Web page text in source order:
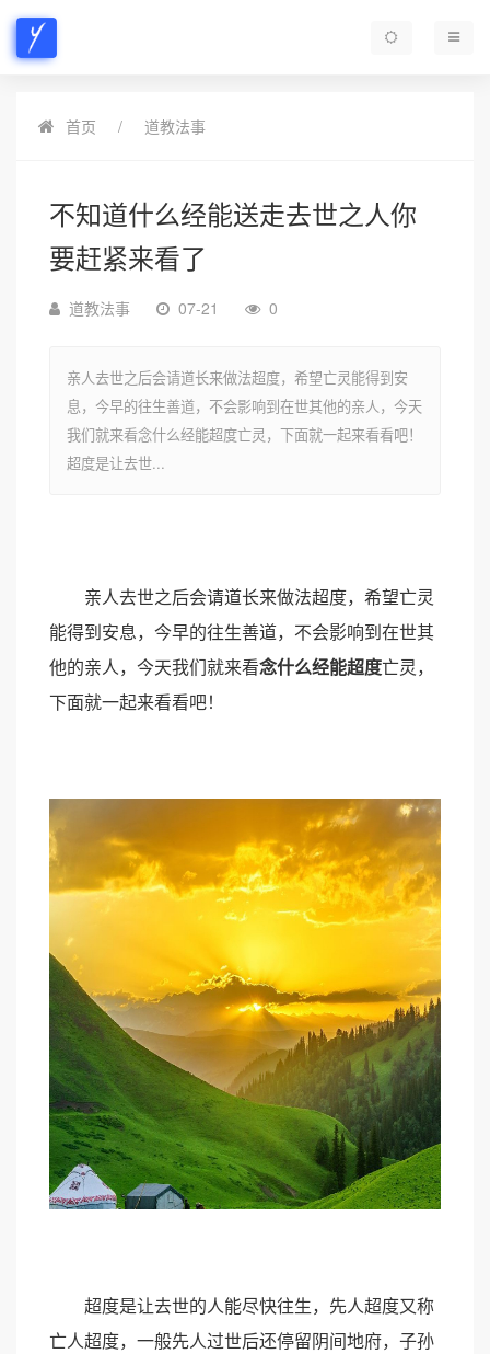
首页 道教法事
不知道什么经能送走去世之人你
要赶紧来看了
道教法事 07-21 0
亲人去世之后会请道长来做法超度，希望亡灵能得到安
息，今早的往生善道，不会影响到在世其他的亲人，今天
我们就来看念什么经能超度亡灵，下面就一起来看看吧！
超度是让去世...
亲人去世之后会请道长来做法超度，希望亡灵
能得到安息，今早的往生善道，不会影响到在世其
他的亲人，今天我们就来看念什么经能超度亡灵，
下面就一起来看看吧！
超度是让去世的人能尽快往生，先人超度又称
亡人超度，一般先人过世后还停留阴间地府，子孙